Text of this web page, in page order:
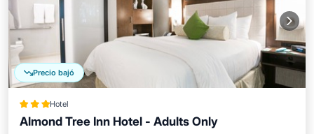
Precio bajó
Hotel
Almond Tree Inn Hotel - Adults Only